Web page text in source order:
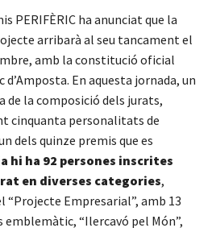
PERIFÈRIC ha anunciat que la
arribarà al seu tancament el
amb la constitució oficial
En aquesta jornada, un
de la composició dels jurats,
cinquanta personalitats de
dels quinze premis que es
hi ha 92 persones inscrites
en diverses categories,
“Projecte Empresarial”, amb 13
“Ilercavó pel Món”,